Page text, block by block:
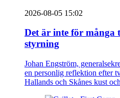
2026-08-05 15:02
Det är inte för många
styrning
Johan Engström,
en personlig reflektion efter
Hallands och Skånes kust